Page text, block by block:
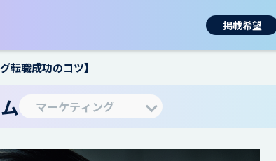
掲載希望
転職成功のコツ】